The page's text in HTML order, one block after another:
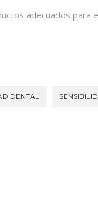
adecuados para
DENTAL